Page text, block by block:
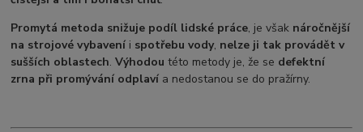
Promytá metoda snižuje podíl lidské práce, je však náročnější
na strojové vybavení i spotřebu vody, nelze ji tak provádět v
sušších oblastech.Výhodou této metody je, že se defektní
zrna při promývání odplaví a nedostanou se do pražírny.